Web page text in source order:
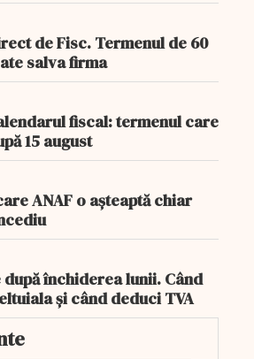
de Fisc. Termenul de 60
salva firma
fiscal: termenul care
15 august
ANAF o așteaptă chiar
închiderea lunii. Când
și când deduci TVA